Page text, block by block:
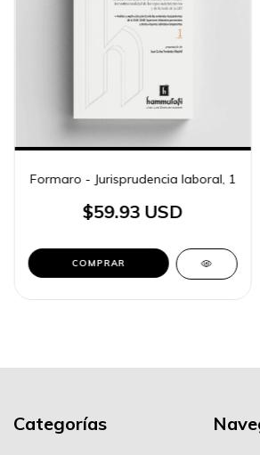
Formaro - Jurisprudencia laboral, 1
$59.93 USD
COMPRAR
Categorías